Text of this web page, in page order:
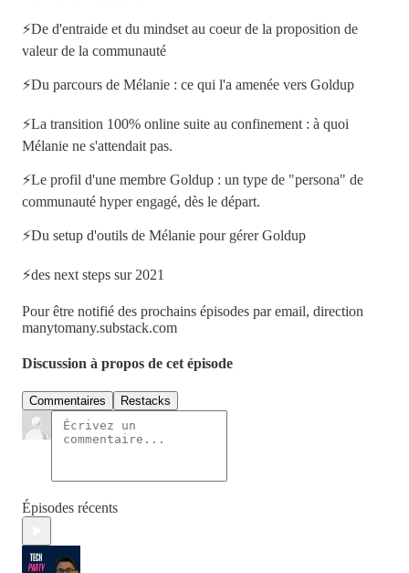
⚡De d'entraide et du mindset au coeur de la proposition de
valeur de la communauté
⚡Du parcours de Mélanie : ce qui l'a amenée vers Goldup
⚡La transition 100% online suite au confinement : à quoi
Mélanie ne s'attendait pas.
⚡Le profil d'une membre Goldup : un type de "persona" de
communauté hyper engagé, dès le départ.
⚡Du setup d'outils de Mélanie pour gérer Goldup
⚡des next steps sur 2021
Pour être notifié des prochains épisodes par email, direction
manytomany.substack.com
Discussion à propos de cet épisode
Commentaires Restacks
Épisodes récents